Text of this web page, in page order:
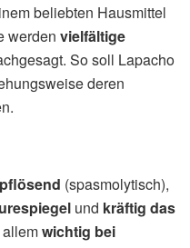
beliebten Hausmittel
werden vielfältige
So soll Lapacho
deren
(spasmolytisch),
und kräftig das
allemwichtig bei